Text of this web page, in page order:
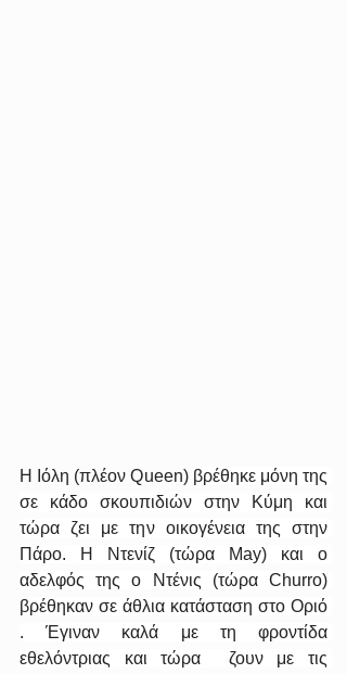
Η Ιόλη (πλέον Queen) βρέθηκε μόνη της
σε κάδο σκουπιδιών στην Κύμη και
τώρα ζει με την οικογένεια της στην
Πάρο. Η Ντενίζ (τώρα May) και ο
αδελφός της ο Ντένις (τώρα Churro)
βρέθηκαν σε άθλια κατάσταση στο Οριό
. Έγιναν καλά με τη φροντίδα
εθελόντριας και τώρα  ζουν με τις